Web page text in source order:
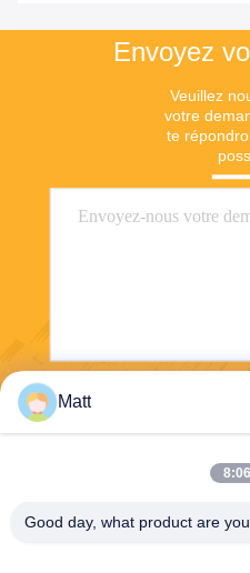
Envoyez
Veuillez
votre
te
Matt
Good day, what product are